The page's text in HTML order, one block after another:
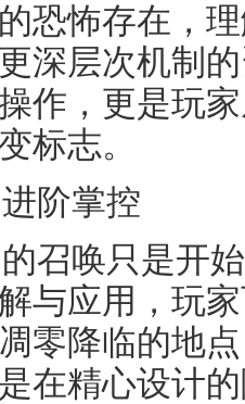
恐怖存在，
深层次机制
作，更是玩
标志。
阶掌控
召唤只是开
与应用，玩
零降临的地
在精心设计